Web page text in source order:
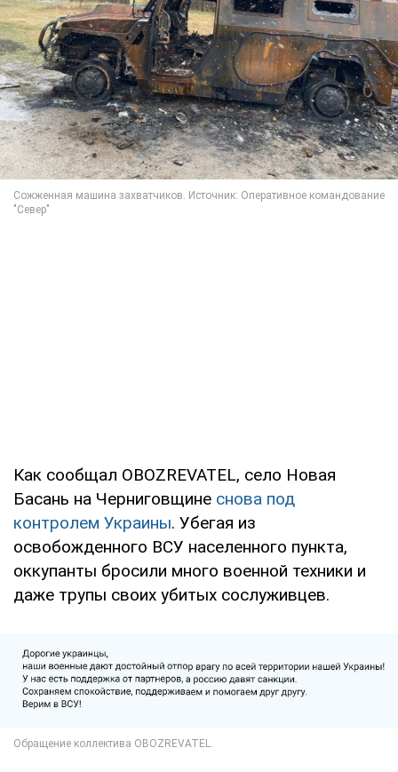
Как сообщал OBOZREVATEL, село Новая
Басань на Черниговщине снова под
контролем Украины. Убегая из
освобожденного ВСУ населенного пункта,
оккупанты бросили много военной техники и
даже трупы своих убитых сослуживцев.